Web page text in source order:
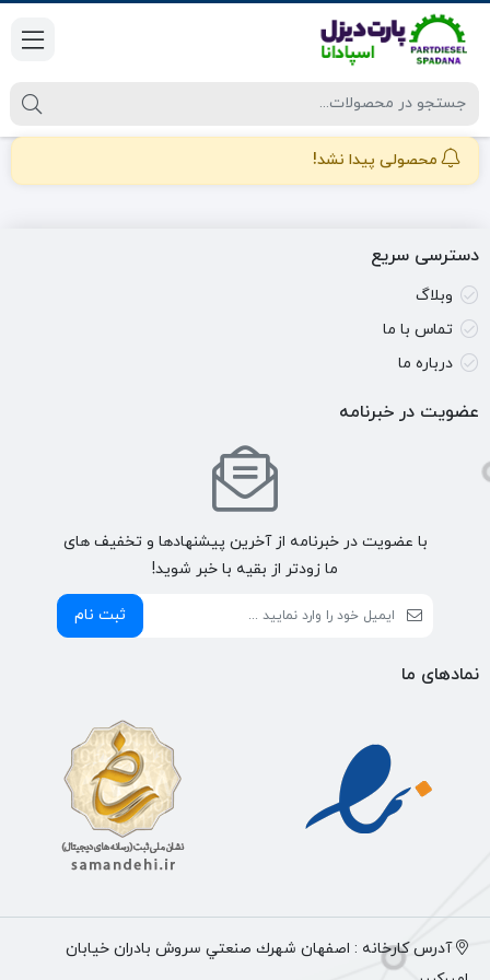
محصولی پیدا نشد!
دسترسی سریع
وبلاگ
تماس با ما
درباره ما
عضویت در خبرنامه
با عضویت در خبرنامه از آخرین پیشنهادها و تخفیف های
ما زودتر از بقیه با خبر شوید!
ثبت نام
نمادهای ما
آدرس كارخانه : اصفهان شهرك صنعتي سروش بادران خيابان